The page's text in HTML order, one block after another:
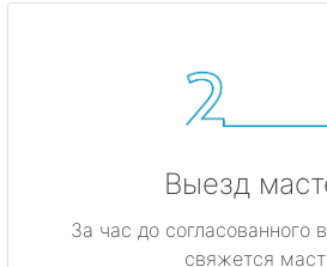
Выезд
За час до согласованного
свяжется